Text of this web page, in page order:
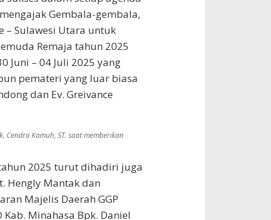
Gembala-gembala,
– Sulawesi Utara untuk
Remaja tahun 2025
Juni – 04 Juli 2025 yang
pemateri yang luar biasa
dan Ev. Greivance
Cendra Kamuh, ST. saat memberikan
2025 turut dihadiri juga
Hengly Mantak dan
Majelis Daerah GGP
Kab. Minahasa Bpk. Daniel